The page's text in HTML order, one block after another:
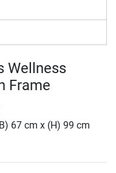
Wellness
Frame
67 cm x (H) 99 cm